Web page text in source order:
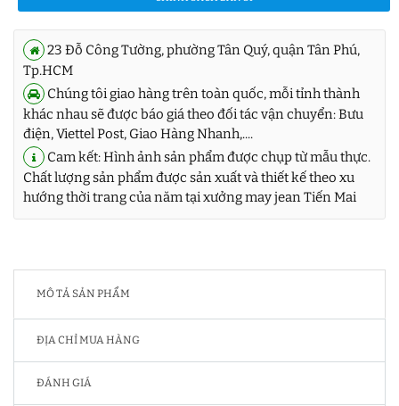
23 Đỗ Công Tường, phường Tân Quý, quận Tân Phú,
Tp.HCM
Chúng tôi giao hàng trên toàn quốc, mỗi tỉnh thành
khác nhau sẽ được báo giá theo đối tác vận chuyển: Bưu
điện, Viettel Post, Giao Hàng Nhanh,....
Cam kết: Hình ảnh sản phẩm được chụp từ mẫu thực.
Chất lượng sản phẩm được sản xuất và thiết kế theo xu
hướng thời trang của năm tại xưởng may jean Tiến Mai
MÔ TẢ SẢN PHẨM
ĐỊA CHỈ MUA HÀNG
ĐÁNH GIÁ